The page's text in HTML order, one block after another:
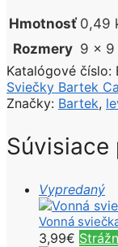
Hmotnosť 0,49
Rozmery 9 × 9
Katalógové číslo:
Sviečky Bartek
Značky: Bartek,
Súvisiace
Vypredaný
Vonná
3,99€